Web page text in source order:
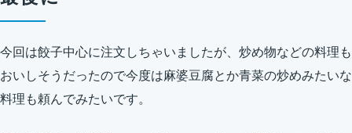
今回は餃子中心に注文しちゃいましたが、炒め物などの料理も
おいしそうだったので今度は麻婆豆腐とか青菜の炒めみたいな
料理も頼んでみたいです。